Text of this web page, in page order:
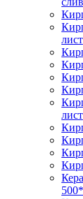
лист
лист